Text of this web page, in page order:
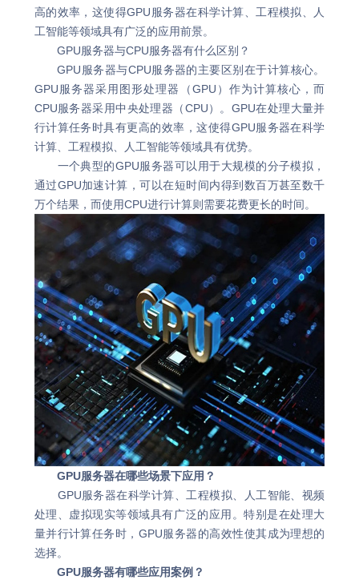
高的效率，这使得GPU服务器在科学计算、工程模拟、人
工智能等领域具有广泛的应用前景。
GPU服务器与CPU服务器有什么区别？
GPU服务器与CPU服务器的主要区别在于计算核心。
GPU服务器采用图形处理器（GPU）作为计算核心，而
CPU服务器采用中央处理器（CPU）。GPU在处理大量并
行计算任务时具有更高的效率，这使得GPU服务器在科学
计算、工程模拟、人工智能等领域具有优势。
一个典型的GPU服务器可以用于大规模的分子模拟，
通过GPU加速计算，可以在短时间内得到数百万甚至数千
万个结果，而使用CPU进行计算则需要花费更长的时间。
GPU服务器在哪些场景下应用？
GPU服务器在科学计算、工程模拟、人工智能、视频
处理、虚拟现实等领域具有广泛的应用。特别是在处理大
量并行计算任务时，GPU服务器的高效性使其成为理想的
选择。
GPU服务器有哪些应用案例？